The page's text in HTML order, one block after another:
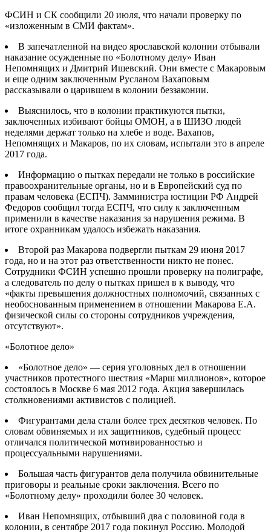
ФСИН и СК сообщили 20 июля, что начали проверку по
«изложенным в СМИ фактам».
В запечатленной на видео ярославской колонии отбывали
наказание осужденные по «Болотному делу» Иван
Непомнящих и Дмитрий Ишевский. Они вместе с Макаровым
и еще одним заключенным Русланом Вахаповым
рассказывали о царившем в колонии беззаконии.
Выяснилось, что в колонии практикуются пытки,
заключенных избивают бойцы ОМОН, а в ШИЗО людей
неделями держат только на хлебе и воде. Вахапов,
Непомнящих и Макаров, по их словам, испытали это в апреле
2017 года.
Информацию о пытках передали не только в российские
правоохранительные органы, но и в Европейский суд по
правам человека (ЕСПЧ). Замминистра юстиции РФ Андрей
Федоров сообщил тогда ЕСПЧ, что силу к заключенным
применили в качестве наказания за нарушения режима. В
итоге охранникам удалось избежать наказания.
Второй раз Макарова подвергли пыткам 29 июня 2017
года, но и на этот раз ответственности никто не понес.
Сотрудники ФСИН успешно прошли проверку на полиграфе,
а следователь по делу о пытках пришел в к выводу, что
«факты превышения должностных полномочий, связанных с
необоснованным применением в отношении Макарова Е.А.
физической силы со стороны сотрудников учреждения,
отсутствуют».
«Болотное дело»
«Болотное дело» — серия уголовных дел в отношении
участников протестного шествия «Марш миллионов», которое
состоялось в Москве 6 мая 2012 года. Акция завершилась
столкновениями активистов с полицией.
Фигурантами дела стали более трех десятков человек. По
словам обвиняемых и их защитников, судебный процесс
отличался политической мотивированностью и
процессуальными нарушениями.
Большая часть фигурантов дела получила обвинительные
приговоры и реальные сроки заключения. Всего по
«Болотному делу» проходили более 30 человек.
Иван Непомнящих, отбывший два с половиной года в
колонии, в сентябре 2017 года покинул Россию. Молодой